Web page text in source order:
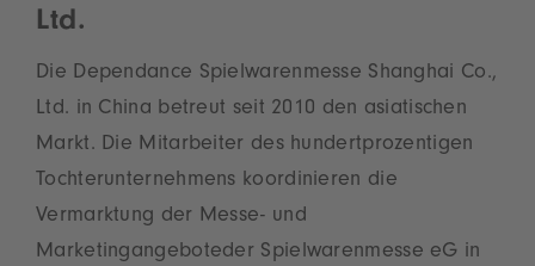
Ltd.
Die Dependance Spielwarenmesse Shanghai Co.,
Ltd. in China betreut seit 2010 den asiatischen
Markt. Die Mitarbeiter des hundertprozentigen
Tochterunternehmens koordinieren die
Vermarktung der Messe- und
Marketingangeboteder Spielwarenmesse eG in